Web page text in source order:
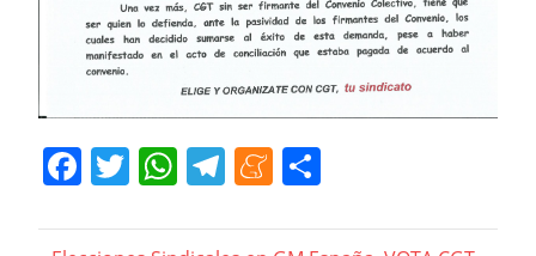
Facebook
Twitter
WhatsApp
Telegram
Meneame